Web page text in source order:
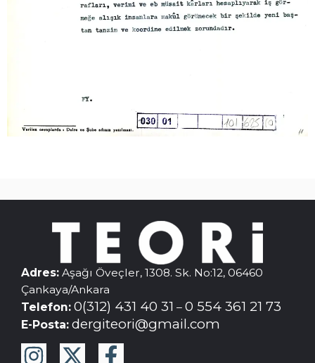
Adres: Aşağı Öveçler, 1308. Sk. No:12, 06460
Çankaya/Ankara
Telefon: 0(312) 431 40 31 – 0 554 361 21 73
E-Posta: dergiteori@gmail.com